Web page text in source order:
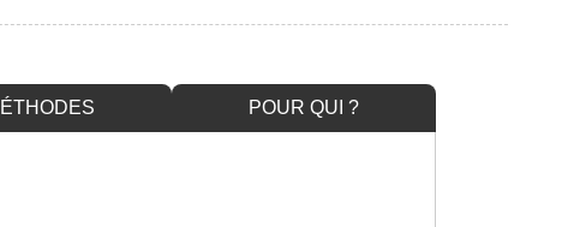
POUR QUI ?